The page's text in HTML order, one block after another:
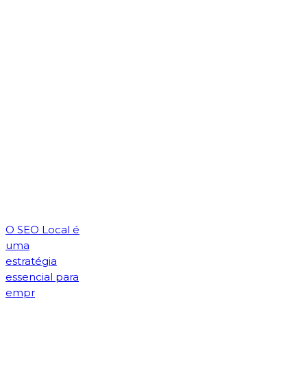
O SEO Local é
uma
estratégia
essencial para
empr